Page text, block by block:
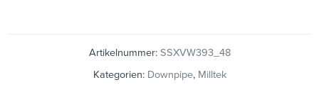
Artikelnummer: SSXVW393_48
Kategorien: Downpipe, Milltek